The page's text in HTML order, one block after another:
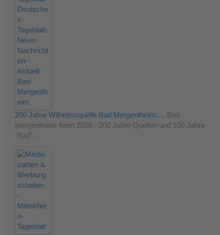
200 Jahre Wilhelmsquelle Bad Mergentheim:… Bad
Mergentheim feiert 2026 - 200 Jahre Quellen und 100 Jahre
"Bad"…